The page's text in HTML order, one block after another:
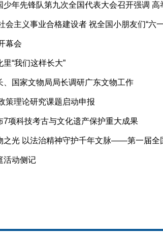
少年先锋队第九次全国代表大会召开强调 高
会主义事业合格建设者 祝全国小朋友们“六
幕会
“我们这样长大”
、国家文物局局长调研广东文物工作
策理论研究课题启动申报
7项科技考古与文化遗产保护重大成果
之光 以法治精神守护千年文脉——第一届全
活动侧记